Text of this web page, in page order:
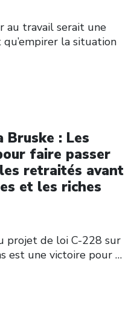
au travail serait une
la situation
Bruske : Les
faire passer
retraités avant
et les riches
projet de loi C-228 sur
est une victoire pour …